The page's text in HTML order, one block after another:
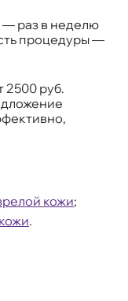
раз в неделю
процедуры —
2500 руб.
кожи;
.